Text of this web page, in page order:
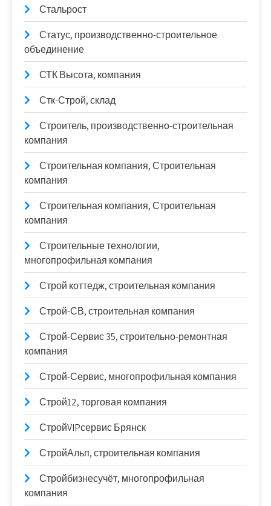
Стальрост
Статус, производственно-строительное
объединение
СТК Высота, компания
Стк-Строй, склад
Строитель, производственно-строительная
компания
Строительная компания, Строительная
компания
Строительная компания, Строительная
компания
Строительные технологии,
многопрофильная компания
Строй коттедж, строительная компания
Строй-СВ, строительная компания
Строй-Сервис 35, строительно-ремонтная
компания
Строй-Сервис, многопрофильная компания
Строй12, торговая компания
СтройVIPсервис Брянск
СтройАльп, строительная компания
Стройбизнесучёт, многопрофильная
компания